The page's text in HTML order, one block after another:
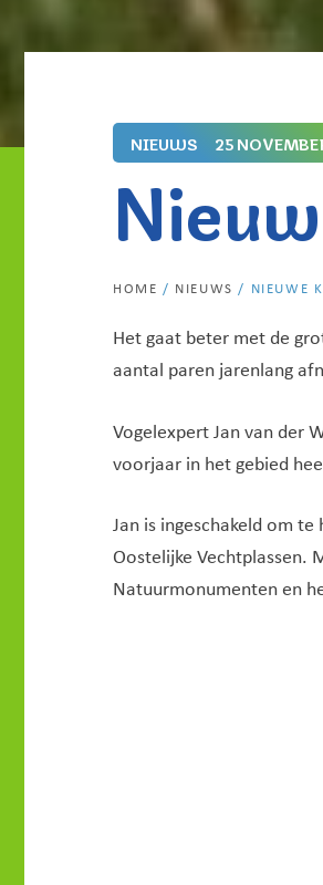
NIEUWS 25
HOME / NIEUWS / NIEUWE
Het gaat beter met de
aantal paren jarenlang
Vogelexpert Jan van der
voorjaar in het gebied
Jan is ingeschakeld om
Oostelijke Vechtplassen.
Natuurmonumenten en